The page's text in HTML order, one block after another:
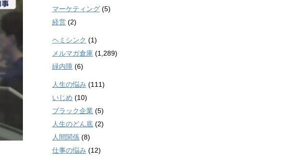
マーケティング (5)
経営 (2)
ヘミシンク (1)
メルマガ倉庫 (1,289)
緑内障 (6)
人生の悩み (111)
いじめ (10)
ブラック企業 (5)
人生のどん底 (2)
人間関係 (8)
仕事の悩み (12)